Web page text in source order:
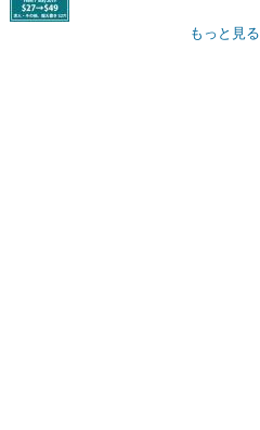
もっと見る